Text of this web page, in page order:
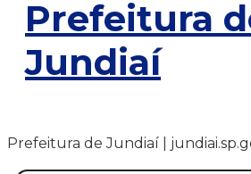
Prefeitura
Jundiaí
Prefeitura de Jundiaí |